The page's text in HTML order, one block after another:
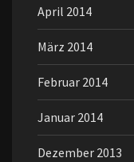
April 2014
März 2014
Februar 2014
Januar 2014
Dezember 2013